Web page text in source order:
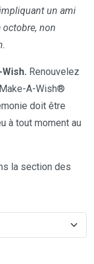
un ami
non
Renouvelez
A-Wish®
doit être
à tout moment au
la section des